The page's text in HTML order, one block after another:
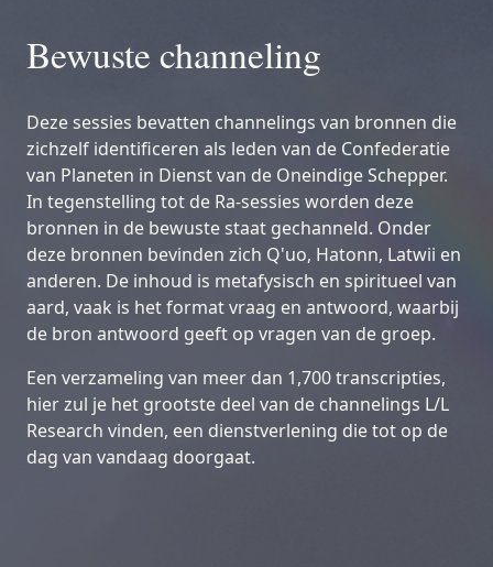
Bewuste channeling
Deze sessies bevatten channelings van bronnen die
zichzelf identificeren als leden van de Confederatie
van Planeten in Dienst van de Oneindige Schepper.
In tegenstelling tot de Ra-sessies worden deze
bronnen in de bewuste staat gechanneld. Onder
deze bronnen bevinden zich Q'uo, Hatonn, Latwii en
anderen. De inhoud is metafysisch en spiritueel van
aard, vaak is het format vraag en antwoord, waarbij
de bron antwoord geeft op vragen van de groep.
Een verzameling van meer dan 1,700 transcripties,
hier zul je het grootste deel van de channelings L/L
Research vinden, een dienstverlening die tot op de
dag van vandaag doorgaat.